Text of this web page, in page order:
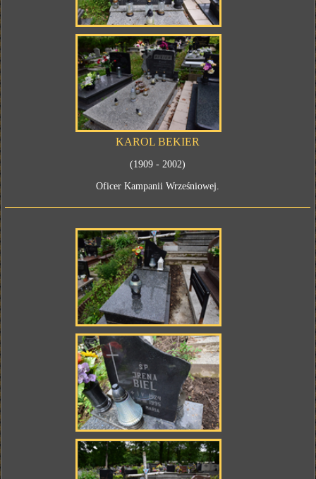
KAROL BEKIER
(1909 - 2002)
Oficer Kampanii Wrześniowej.